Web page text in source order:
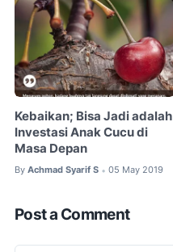
Kebaikan; Bisa Jadi adalah
Investasi Anak Cucu di
Masa Depan
By Achmad Syarif S • 05 May 2019
Post a Comment